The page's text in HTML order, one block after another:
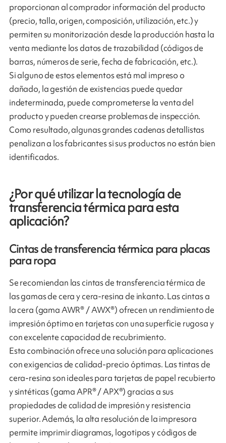
proporcionan al comprador información del producto
(precio, talla, origen, composición, utilización, etc.) y
permiten su monitorización desde la producción hasta la
venta mediante los datos de trazabilidad (códigos de
barras, números de serie, fecha de fabricación, etc.).
Si alguno de estos elementos está mal impreso o
dañado, la gestión de existencias puede quedar
indeterminada, puede comprometerse la venta del
producto y pueden crearse problemas de inspección.
Como resultado, algunas grandes cadenas detallistas
penalizan a los fabricantes si sus productos no están bien
identificados.
¿Por qué utilizar la tecnología de
transferencia térmica para esta
aplicación?
Cintas de transferencia térmica para placas
para ropa
Se recomiendan las cintas de transferencia térmica de
las gamas de cera y cera-resina de inkanto. Las cintas a
la cera (gama AWR® / AWX®) ofrecen un rendimiento de
impresión óptimo en tarjetas con una superficie rugosa y
con excelente capacidad de recubrimiento.
Esta combinación ofrece una solución para aplicaciones
con exigencias de calidad-precio óptimas. Las tintas de
cera-resina son ideales para tarjetas de papel recubierto
y sintéticas (gama APR® / APX®) gracias a sus
propiedades de calidad de impresión y resistencia
superior. Además, la alta resolución de la impresora
permite imprimir diagramas, logotipos y códigos de